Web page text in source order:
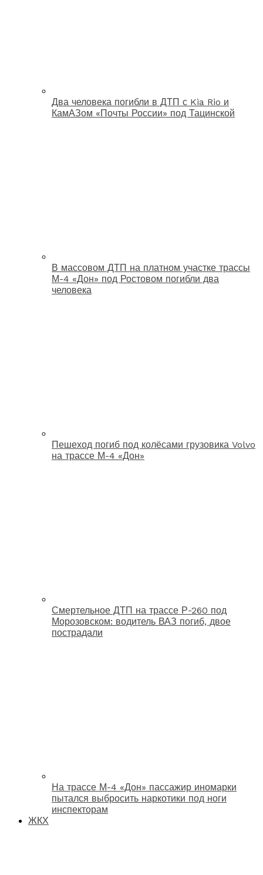
Два человека погибли в ДТП с Kia Rio и
КамАЗом «Почты России» под Тацинской
В массовом ДТП на платном участке трассы
М-4 «Дон» под Ростовом погибли два
человека
Пешеход погиб под колёсами грузовика Volvo
на трассе М-4 «Дон»
Смертельное ДТП на трассе Р-260 под
Морозовском: водитель ВАЗ погиб, двое
пострадали
На трассе М-4 «Дон» пассажир иномарки
пытался выбросить наркотики под ноги
инспекторам
ЖКХ